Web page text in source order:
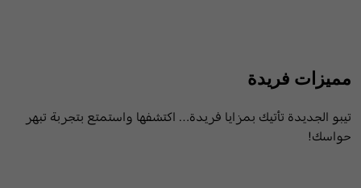
مميزات فريدة
تيبو الجديدة تأتيك بمزايا فريدة… اكتشفها واستمتع بتجربة تبهر
حواسك!